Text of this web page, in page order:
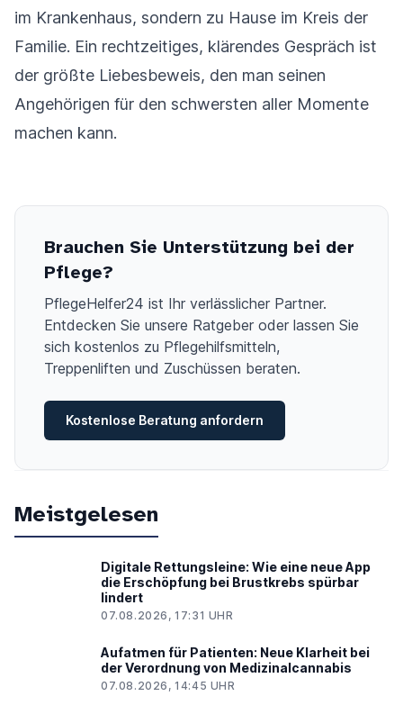
im Krankenhaus, sondern zu Hause im Kreis der
Familie. Ein rechtzeitiges, klärendes Gespräch ist
der größte Liebesbeweis, den man seinen
Angehörigen für den schwersten aller Momente
machen kann.
Brauchen Sie Unterstützung bei der
Pflege?
PflegeHelfer24 ist Ihr verlässlicher Partner.
Entdecken Sie unsere Ratgeber oder lassen Sie
sich kostenlos zu Pflegehilfsmitteln,
Treppenliften und Zuschüssen beraten.
Kostenlose Beratung anfordern
Meistgelesen
Digitale Rettungsleine: Wie eine neue App
die Erschöpfung bei Brustkrebs spürbar
lindert
07.08.2026, 17:31 UHR
Aufatmen für Patienten: Neue Klarheit bei
der Verordnung von Medizinalcannabis
07.08.2026, 14:45 UHR